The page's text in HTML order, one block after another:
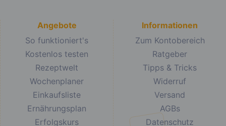
Angebote
So funktioniert's
Kostenlos testen
Rezeptwelt
Wochenplaner
Einkaufsliste
Ernährungsplan
Erfolgskurs
Informationen
Zum Kontobereich
Ratgeber
Tipps & Tricks
Widerruf
Versand
AGBs
Datenschutz